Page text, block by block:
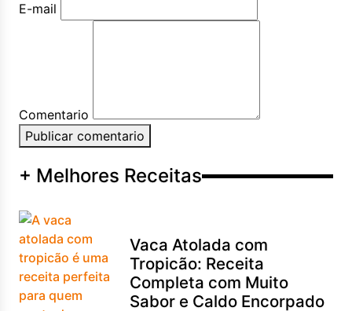
E-mail
Comentario
Publicar comentario
+ Melhores Receitas
Vaca Atolada com
Tropicão: Receita
Completa com Muito
Sabor e Caldo Encorpado